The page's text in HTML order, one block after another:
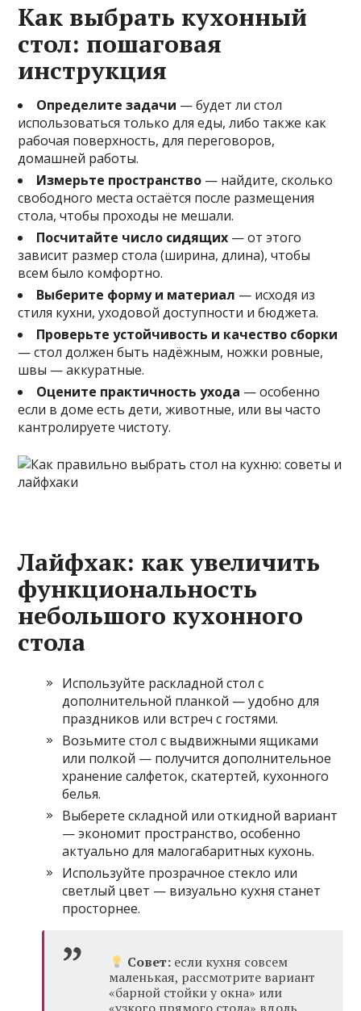
Как выбрать кухонный
стол: пошаговая
инструкция
Определите задачи — будет ли стол
использоваться только для еды, либо также как
рабочая поверхность, для переговоров,
домашней работы.
Измерьте пространство — найдите, сколько
свободного места остаётся после размещения
стола, чтобы проходы не мешали.
Посчитайте число сидящих — от этого
зависит размер стола (ширина, длина), чтобы
всем было комфортно.
Выберите форму и материал — исходя из
стиля кухни, уходовой доступности и бюджета.
Проверьте устойчивость и качество сборки
— стол должен быть надёжным, ножки ровные,
швы — аккуратные.
Оцените практичность ухода — особенно
если в доме есть дети, животные, или вы часто
кантролируете чистоту.
Лайфхак: как увеличить
функциональность
небольшого кухонного
стола
Используйте раскладной стол с
дополнительной планкой — удобно для
праздников или встреч с гостями.
Возьмите стол с выдвижными ящиками
или полкой — получится дополнительное
хранение салфеток, скатертей, кухонного
белья.
Выберете складной или откидной вариант
— экономит пространство, особенно
актуально для малогабаритных кухонь.
Используйте прозрачное стекло или
светлый цвет — визуально кухня станет
просторнее.
Совет:если кухня совсем
маленькая, рассмотрите вариант
«барной стойки у окна» или